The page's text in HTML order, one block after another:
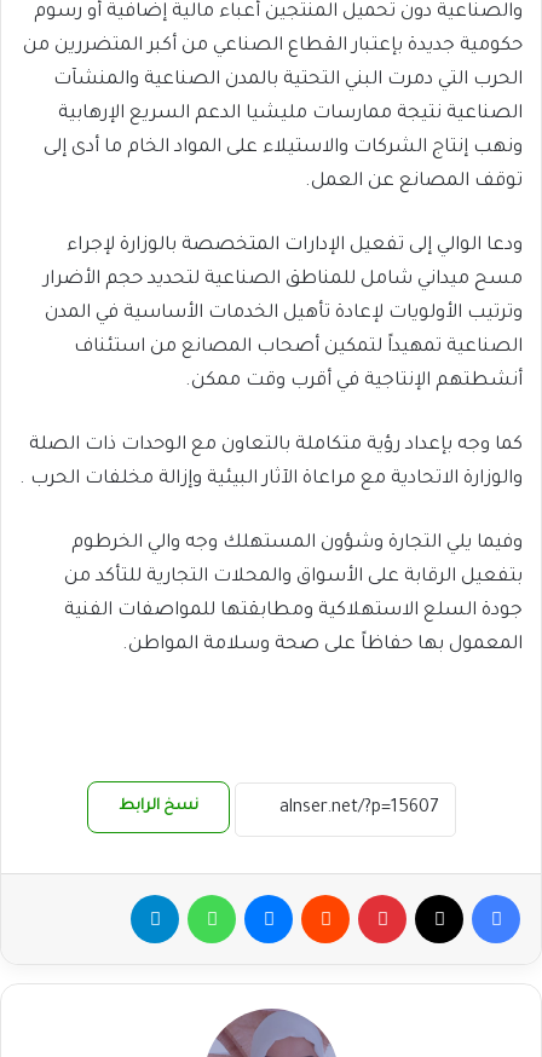
والصناعية دون تحميل المنتجين أعباء مالية إضافية أو رسوم
حكومية جديدة بإعتبار القطاع الصناعي من أكبر المتضررين من
الحرب التي دمرت البني التحتية بالمدن الصناعية والمنشآت
الصناعية نتيجة ممارسات مليشيا الدعم السريع الإرهابية
ونهب إنتاج الشركات والاستيلاء على المواد الخام ما أدى إلى
توقف المصانع عن العمل.
ودعا الوالي إلى تفعيل الإدارات المتخصصة بالوزارة لإجراء
مسح ميداني شامل للمناطق الصناعية لتحديد حجم الأضرار
وترتيب الأولويات لإعادة تأهيل الخدمات الأساسية في المدن
الصناعية تمهيداً لتمكين أصحاب المصانع من استئناف
أنشطتهم الإنتاجية في أقرب وقت ممكن.
كما وجه بإعداد رؤية متكاملة بالتعاون مع الوحدات ذات الصلة
والوزارة الاتحادية مع مراعاة الآثار البيئية وإزالة مخلفات الحرب .
وفيما يلي التجارة وشؤون المستهلك وجه والي الخرطوم
بتفعيل الرقابة على الأسواق والمحلات التجارية للتأكد من
جودة السلع الاستهلاكية ومطابقتها للمواصفات الفنية
المعمول بها حفاظاً على صحة وسلامة المواطن.
نسخ الرابط
فيسبوك بينتيريست ماسنجر واتساب